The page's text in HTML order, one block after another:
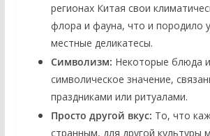
регионах Китая свои
флора и фауна, что и породило
местные деликатесы.
Символизм: Некоторые блюда
символическое значение,
праздниками или ритуалами.
Просто другой вкус: То, что
странным, для другой культуры